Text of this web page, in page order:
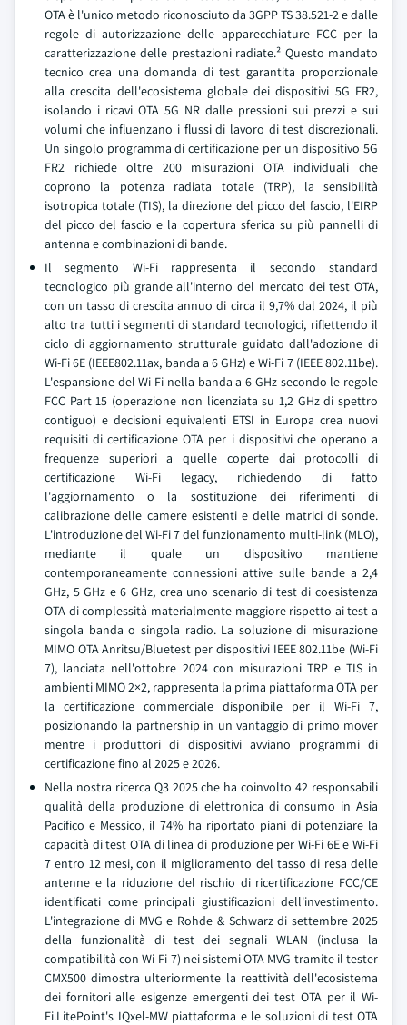
OTA è l'unico metodo riconosciuto da 3GPP TS 38.521-2 e dalle
regole di autorizzazione delle apparecchiature FCC per la
caratterizzazione delle prestazioni radiate.² Questo mandato
tecnico crea una domanda di test garantita proporzionale
alla crescita dell'ecosistema globale dei dispositivi 5G FR2,
isolando i ricavi OTA 5G NR dalle pressioni sui prezzi e sui
volumi che influenzano i flussi di lavoro di test discrezionali.
Un singolo programma di certificazione per un dispositivo 5G
FR2 richiede oltre 200 misurazioni OTA individuali che
coprono la potenza radiata totale (TRP), la sensibilità
isotropica totale (TIS), la direzione del picco del fascio, l'EIRP
del picco del fascio e la copertura sferica su più pannelli di
antenna e combinazioni di bande.
Il segmento Wi-Fi rappresenta il secondo standard
tecnologico più grande all'interno del mercato dei test OTA,
con un tasso di crescita annuo di circa il 9,7% dal 2024, il più
alto tra tutti i segmenti di standard tecnologici, riflettendo il
ciclo di aggiornamento strutturale guidato dall'adozione di
Wi-Fi 6E (IEEE802.11ax, banda a 6 GHz) e Wi-Fi 7 (IEEE 802.11be).
L'espansione del Wi-Fi nella banda a 6 GHz secondo le regole
FCC Part 15 (operazione non licenziata su 1,2 GHz di spettro
contiguo) e decisioni equivalenti ETSI in Europa crea nuovi
requisiti di certificazione OTA per i dispositivi che operano a
frequenze superiori a quelle coperte dai protocolli di
certificazione Wi-Fi legacy, richiedendo di fatto
l'aggiornamento o la sostituzione dei riferimenti di
calibrazione delle camere esistenti e delle matrici di sonde.
L'introduzione del Wi-Fi 7 del funzionamento multi-link (MLO),
mediante il quale un dispositivo mantiene
contemporaneamente connessioni attive sulle bande a 2,4
GHz, 5 GHz e 6 GHz, crea uno scenario di test di coesistenza
OTA di complessità materialmente maggiore rispetto ai test a
singola banda o singola radio. La soluzione di misurazione
MIMO OTA Anritsu/Bluetest per dispositivi IEEE 802.11be (Wi-Fi
7), lanciata nell'ottobre 2024 con misurazioni TRP e TIS in
ambienti MIMO 2×2, rappresenta la prima piattaforma OTA per
la certificazione commerciale disponibile per il Wi-Fi 7,
posizionando la partnership in un vantaggio di primo mover
mentre i produttori di dispositivi avviano programmi di
certificazione fino al 2025 e 2026.
Nella nostra ricerca Q3 2025 che ha coinvolto 42 responsabili
qualità della produzione di elettronica di consumo in Asia
Pacifico e Messico, il 74% ha riportato piani di potenziare la
capacità di test OTA di linea di produzione per Wi-Fi 6E e Wi-Fi
7 entro 12 mesi, con il miglioramento del tasso di resa delle
antenne e la riduzione del rischio di ricertificazione FCC/CE
identificati come principali giustificazioni dell'investimento.
L'integrazione di MVG e Rohde & Schwarz di settembre 2025
della funzionalità di test dei segnali WLAN (inclusa la
compatibilità con Wi-Fi 7) nei sistemi OTA MVG tramite il tester
CMX500 dimostra ulteriormente la reattività dell'ecosistema
dei fornitori alle esigenze emergenti dei test OTA per il Wi-
Fi.LitePoint's IQxel-MW piattaforma e le soluzioni di test OTA